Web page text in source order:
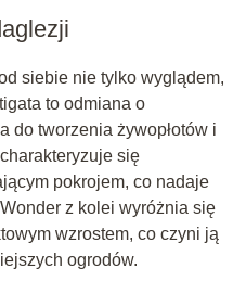
siebie nie tylko wyglądem,
to odmiana o
do tworzenia żywopłotów i
się
pokrojem, co nadaje
z kolei wyróżnia się
wzrostem, co czyni ją
ogrodów.